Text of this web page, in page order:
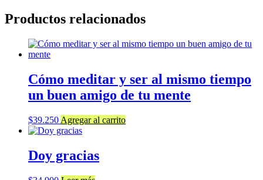
Productos relacionados
Cómo meditar y ser al mismo tiempo
un buen amigo de tu mente
$39.250 Agregar al carrito
Doy gracias